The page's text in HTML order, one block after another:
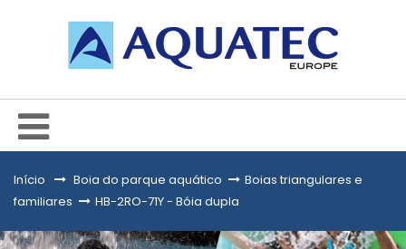
Início &gt;Boia do parque aquático > Boias triangulares e
familiares > HB-2RO-71Y - Bóia dupla